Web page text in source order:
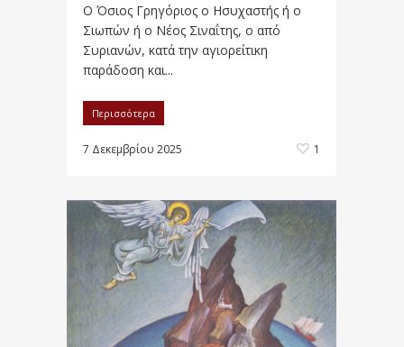
Ο Όσιος Γρηγόριος ο Ησυχαστής ή ο
Σιωπών ή ο Νέος Σιναΐτης, ο από
Συριανών, κατά την αγιορείτικη
παράδοση και...
Περισσότερα
7 Δεκεμβρίου 2025 1